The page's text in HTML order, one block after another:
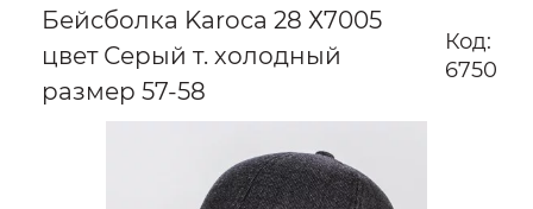
Бейсболка Karoca 28 Х7005
цвет Серый т. холодный
размер 57-58
Код:
6750